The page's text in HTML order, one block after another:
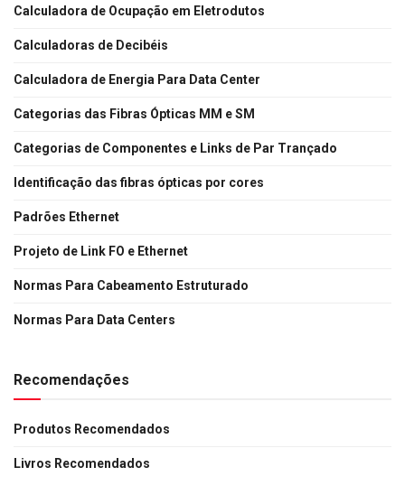
Calculadora de Ocupação em Eletrodutos
Calculadoras de Decibéis
Calculadora de Energia Para Data Center
Categorias das Fibras Ópticas MM e SM
Categorias de Componentes e Links de Par Trançado
Identificação das fibras ópticas por cores
Padrões Ethernet
Projeto de Link FO e Ethernet
Normas Para Cabeamento Estruturado
Normas Para Data Centers
Recomendações
Produtos Recomendados
Livros Recomendados